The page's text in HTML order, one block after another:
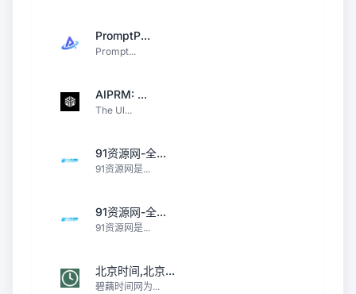
PromptP...
Prompt...
AIPRM: ...
The Ul...
91资源网-全...
91资源网是...
91资源网-全...
91资源网是...
北京时间,北京...
碧藕时间网为...